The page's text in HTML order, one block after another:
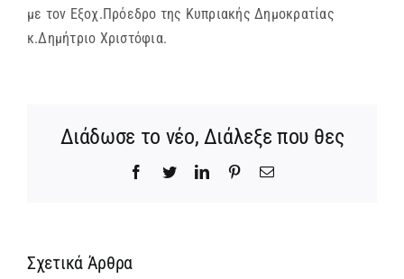
με τον Εξοχ.Πρόεδρο της Κυπριακής Δημοκρατίας
κ.Δημήτριο Χριστόφια.
Διάδωσε το νέο, Διάλεξε που θες
Facebook
TwitterLinkedInPinterestEmail
Σχετικά ΆρθραΊδρυση